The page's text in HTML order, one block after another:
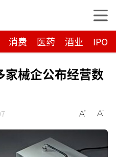
消费 医药 酒业 IPO
家械企公布经营数